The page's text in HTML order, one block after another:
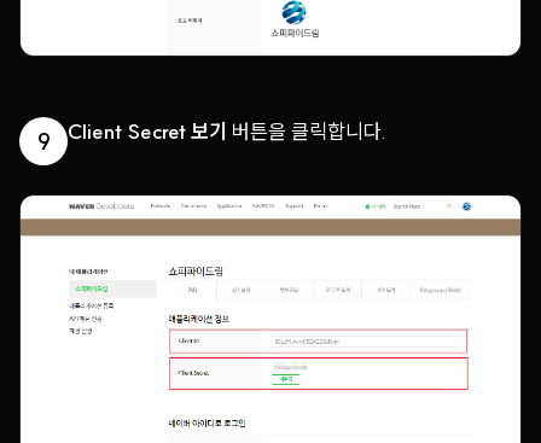
9 Client Secret 보기 버튼을 클릭합니다.